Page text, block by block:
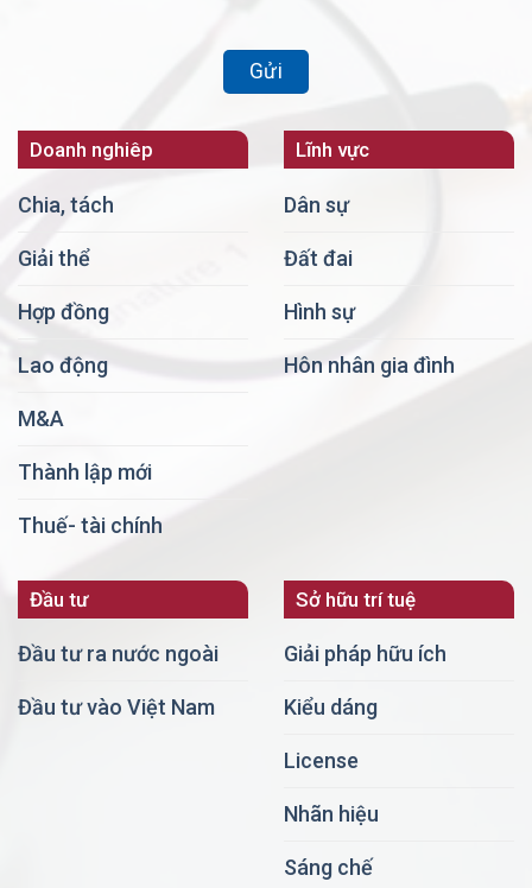
Doanh nghiêp
Chia, tách
Giải thể
Hợp đồng
Lao động
M&A
Thành lập mới
Thuế- tài chính
Lĩnh vực
Dân sự
Đất đai
Hình sự
Hôn nhân gia đình
Đầu tư
Đầu tư ra nước ngoài
Đầu tư vào Việt Nam
Sở hữu trí tuệ
Giải pháp hữu ích
Kiểu dáng
License
Nhãn hiệu
Sáng chế